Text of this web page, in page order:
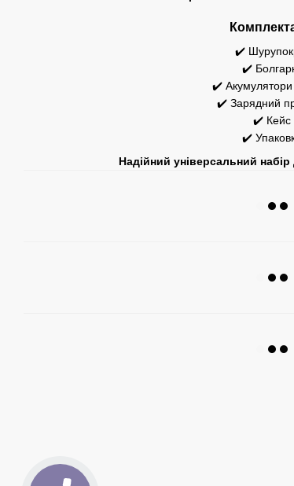
✔️
✔️
✔️
✔️ Зарядний
✔️ Кейс
✔️
Надійний універсальний